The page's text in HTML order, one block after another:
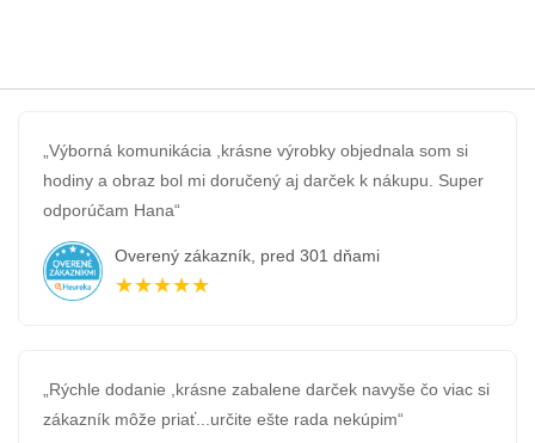
„Výborná komunikácia ,krásne výrobky objednala som si
hodiny a obraz bol mi doručený aj darček k nákupu. Super
odporúčam Hana“
Overený zákazník, pred 301 dňami
★★★★★
„Rýchle dodanie ,krásne zabalene darček navyše čo viac si
zákazník môže priať...určite ešte rada nekúpim“